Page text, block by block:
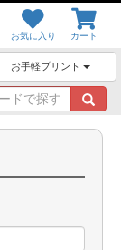
お気に入り カート
お手軽プリント
キ
ー
ワ